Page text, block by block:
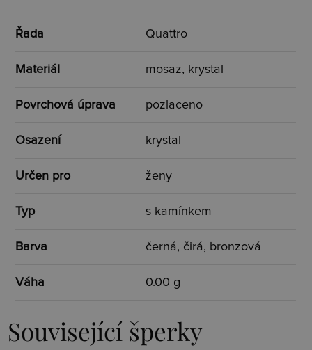
Řada Quattro
Materiál mosaz, krystal
Povrchová úprava pozlaceno
Osazení krystal
Určen pro ženy
Typ s kamínkem
Barva černá, čirá, bronzová
Váha 0.00 g
Související šperky